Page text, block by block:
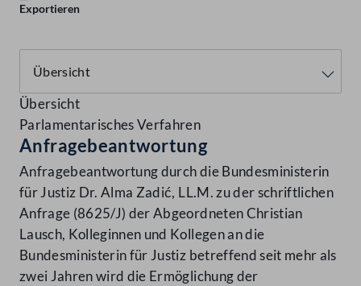
Exportieren
Übersicht
Parlamentarisches Verfahren
Anfragebeantwortung
Anfragebeantwortung durch die Bundesministerin
für Justiz Dr. Alma Zadić, LL.M. zu der schriftlichen
Anfrage (8625/J) der Abgeordneten Christian
Lausch, Kolleginnen und Kollegen an die
Bundesministerin für Justiz betreffend seit mehr als
zwei Jahren wird die Ermöglichung der